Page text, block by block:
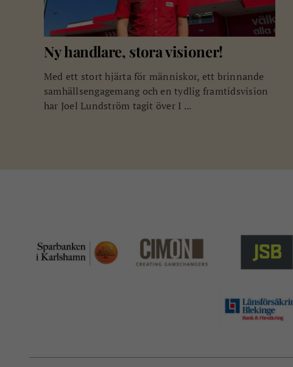
Ny handlare, stora visioner!
Med ett stort hjärta för människor, ett brinnande
samhällsengagemang och en tydlig framtidsvision
har Joel Lundström tagit över I ...